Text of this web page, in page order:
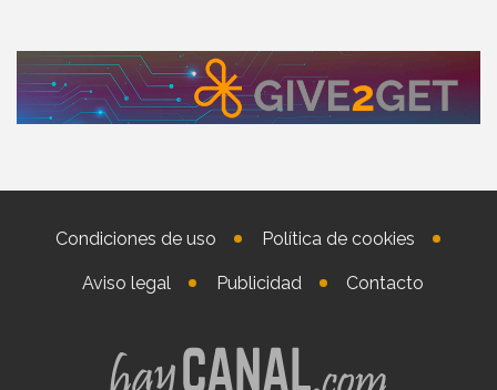
Condiciones de uso Política de cookies
Aviso legal Publicidad Contacto